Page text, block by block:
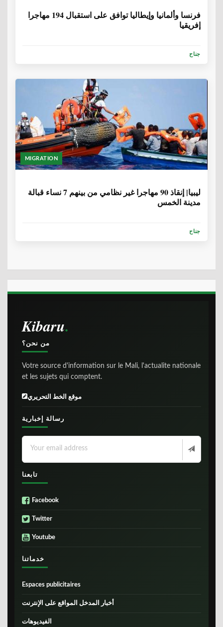
فرنسا وألمانيا وإيطاليا توافق على استقبال 194 مهاجرا
إفريقيا
جناح
MIGRATION
ليبيا| إنقاذ 90 مهاجرا غير نظامي من بينهم 7 نساء قبالة
مدينة الخمس
جناح
Kibaru
من نحن؟
Votre source d'information sur le Mali, l'actualite nationale
et les sujets qui comptent.
موقع الخط التحريري
رسالة إخبارية
تابعنا
Facebook
Twitter
Youtube
خدماتنا
Espaces publicitaires
أخبار المدخل المواقع على الإنترنت
الفيديوهات